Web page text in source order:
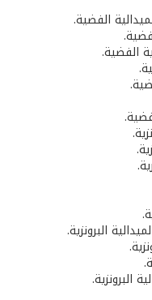
الفضية.
الفضية.
البرونزية.
البرونزية.